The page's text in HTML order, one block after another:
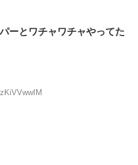
ーとワチャワチャやってた